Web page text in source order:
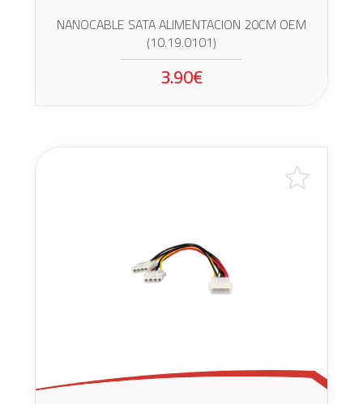
NANOCABLE SATA ALIMENTACION 20CM OEM
(10.19.0101)
3.90€